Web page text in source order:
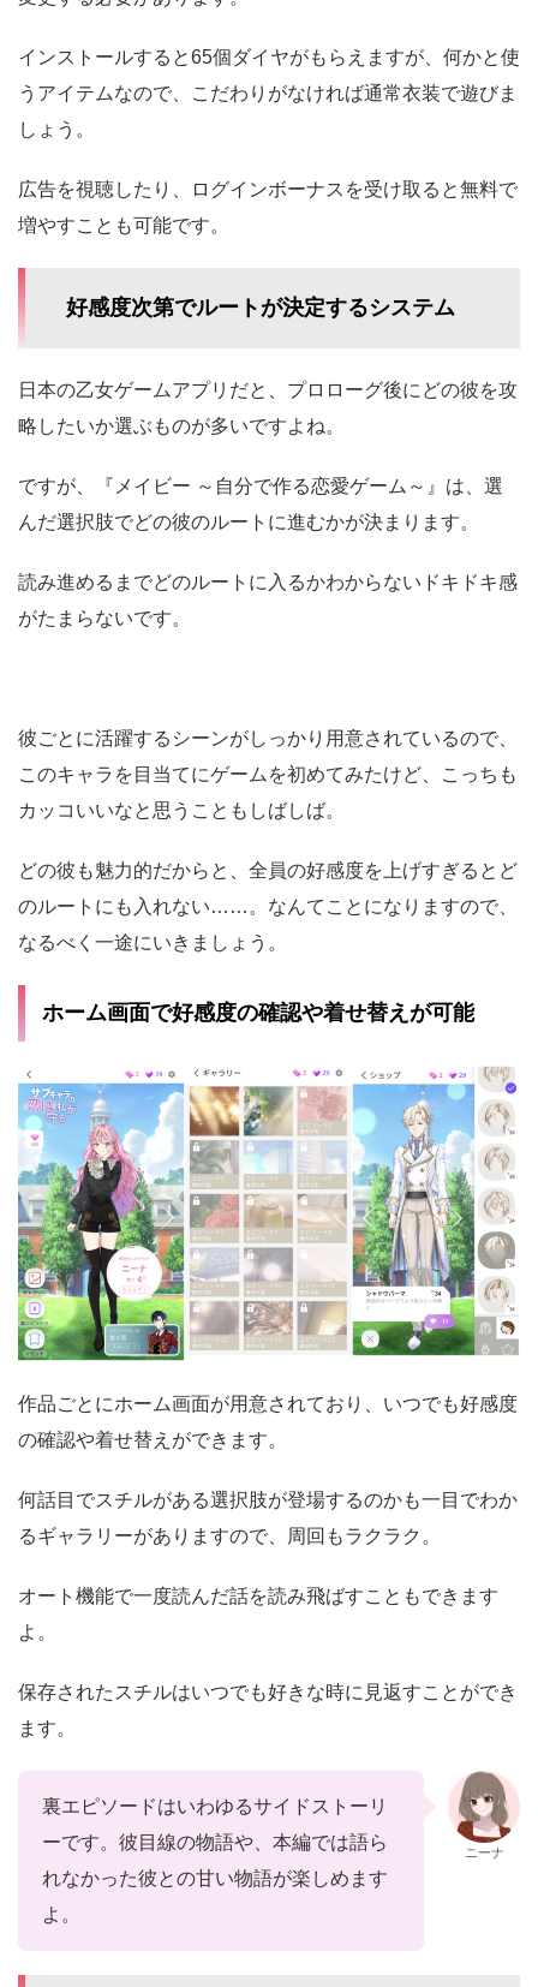
インストールすると65個ダイヤがもらえますが、何かと使
うアイテムなので、こだわりがなければ通常衣装で遊びま
しょう。
広告を視聴したり、ログインボーナスを受け取ると無料で
増やすことも可能です。
好感度次第でルートが決定するシステム
日本の乙女ゲームアプリだと、プロローグ後にどの彼を攻
略したいか選ぶものが多いですよね。
ですが、『メイビー ～自分で作る恋愛ゲーム～』は、選
んだ選択肢でどの彼のルートに進むかが決まります。
読み進めるまでどのルートに入るかわからないドキドキ感
がたまらないです。
彼ごとに活躍するシーンがしっかり用意されているので、
このキャラを目当てにゲームを初めてみたけど、こっちも
カッコいいなと思うこともしばしば。
どの彼も魅力的だからと、全員の好感度を上げすぎるとど
のルートにも入れない……。なんてことになりますので、
なるべく一途にいきましょう。
ホーム画面で好感度の確認や着せ替えが可能
作品ごとにホーム画面が用意されており、いつでも好感度
の確認や着せ替えができます。
何話目でスチルがある選択肢が登場するのかも一目でわか
るギャラリーがありますので、周回もラクラク。
オート機能で一度読んだ話を読み飛ばすこともできます
よ。
保存されたスチルはいつでも好きな時に見返すことができ
ます。
裏エピソードはいわゆるサイドストーリ
ーです。彼目線の物語や、本編では語ら
れなかった彼との甘い物語が楽しめます
よ。
ニーナ